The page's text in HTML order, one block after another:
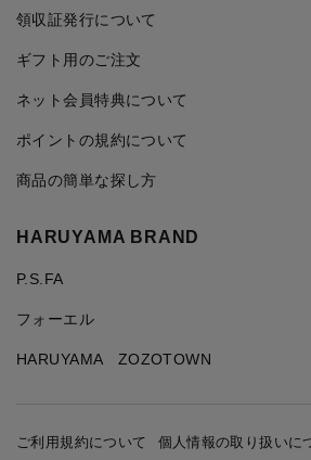
領収証発行について
ギフト用のご注文
ネット会員特典について
ポイントの規約について
商品の簡単な探し方
HARUYAMA BRAND
P.S.FA
フォーエル
HARUYAMA ZOZOTOWN
ご利用規約について 個人情報の取り扱いに